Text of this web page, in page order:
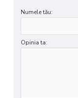
Numele tău:
Opinia ta: